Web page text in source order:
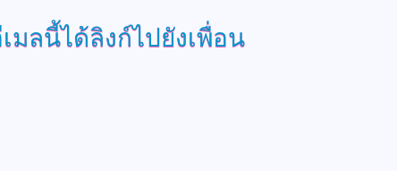
มลนี้ได้ลิงก์ไปยังเพื่อน